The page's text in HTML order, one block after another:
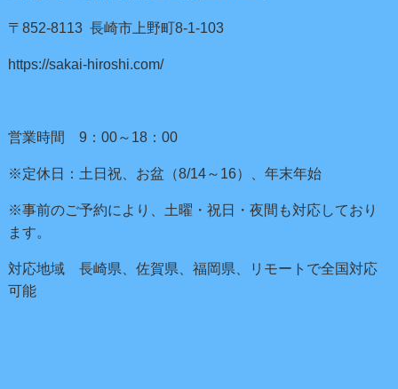
〒852-8113 長崎市上野町8-1-103
https://sakai-hiroshi.com/
営業時間 9：00～18：00
※定休日：土日祝、お盆（8/14～16）、年末年始
※事前のご予約により、土曜・祝日・夜間も対応しており
ます。
対応地域 長崎県、佐賀県、福岡県、リモートで全国対応
可能